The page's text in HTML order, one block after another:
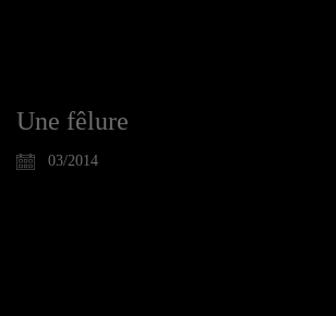
Une fêlure
03/2014